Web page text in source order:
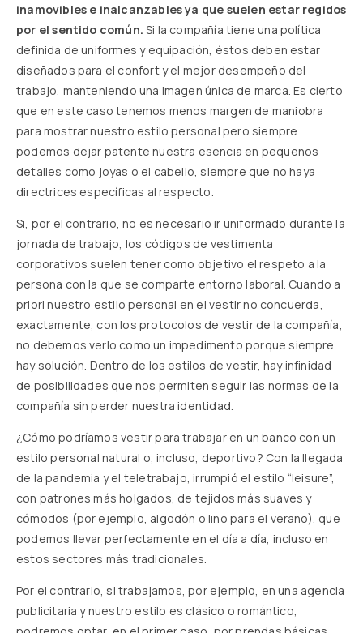
inamovibles e inalcanzables ya que suelen estar regidos
por el sentido común. Si la compañía tiene una política
definida de uniformes y equipación, éstos deben estar
diseñados para el confort y el mejor desempeño del
trabajo, manteniendo una imagen única de marca. Es cierto
que en este caso tenemos menos margen de maniobra
para mostrar nuestro estilo personal pero siempre
podemos dejar patente nuestra esencia en pequeños
detalles como joyas o el cabello, siempre que no haya
directrices específicas al respecto.
Si, por el contrario, no es necesario ir uniformado durante la
jornada de trabajo, los códigos de vestimenta
corporativos suelen tener como objetivo el respeto a la
persona con la que se comparte entorno laboral. Cuando a
priori nuestro estilo personal en el vestir no concuerda,
exactamente, con los protocolos de vestir de la compañía,
no debemos verlo como un impedimento porque siempre
hay solución. Dentro de los estilos de vestir, hay infinidad
de posibilidades que nos permiten seguir las normas de la
compañía sin perder nuestra identidad.
¿Cómo podríamos vestir para trabajar en un banco con un
estilo personal natural o, incluso, deportivo? Con la llegada
de la pandemia y el teletrabajo, irrumpió el estilo “leisure”,
con patrones más holgados, de tejidos más suaves y
cómodos (por ejemplo, algodón o lino para el verano), que
podemos llevar perfectamente en el día a día, incluso en
estos sectores más tradicionales.
Por el contrario, si trabajamos, por ejemplo, en una agencia
publicitaria y nuestro estilo es clásico o romántico,